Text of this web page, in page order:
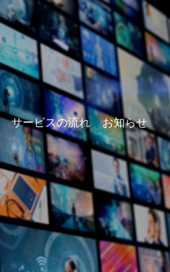
サービスの流れ お知らせ